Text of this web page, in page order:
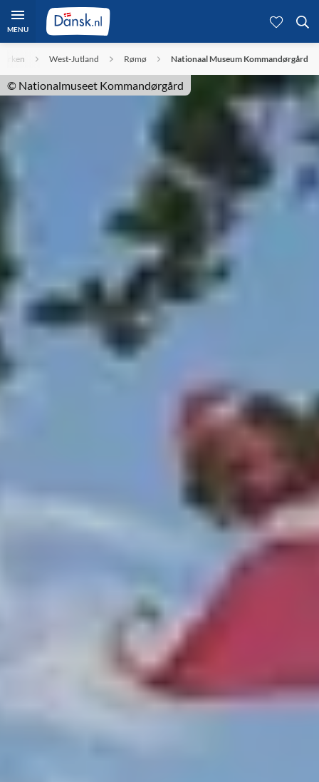
MENU
West-Jutland Rømø Nationaal Museum Kommandørgård
© Nationalmuseet Kommandørgård